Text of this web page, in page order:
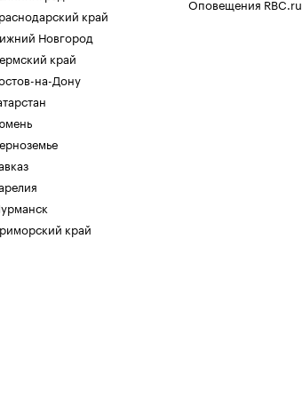
край
Новгород
край
на-Дону
край
Оповещения RBC.ru